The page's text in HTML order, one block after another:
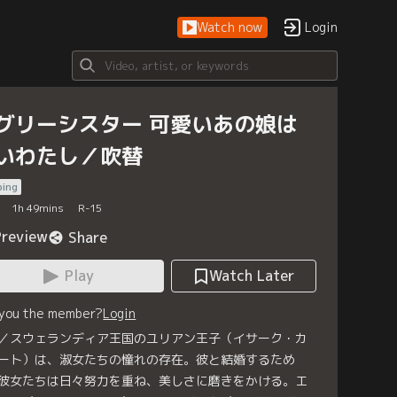
Watch now Login
リーシスター 可愛いあの娘は
わたし／吹替
1h 49mins R-15
Share
Play
Watch Later
the member?Login
スウェランディア王国のユリアン王子（イサーク・カ
ト）は、淑女たちの憧れの存在。彼と結婚するため
女たちは日々努力を重ね、美しさに磨きをかける。エ